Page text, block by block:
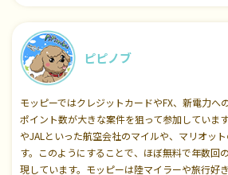
ピピノブ
モッピーではクレジットカードやFX、新電力へ
ポイント数が大きな案件を狙って参加していま
やJALといった航空会社のマイルや、マリオッ
す。このようにすることで、ほぼ無料で年数回
現しています。モッピーは陸マイラーや旅行好